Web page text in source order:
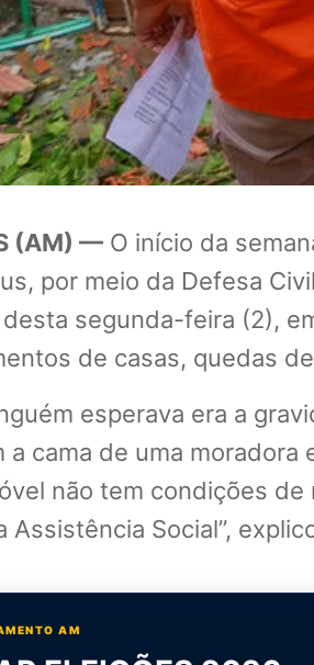
(AM) — O início da
por meio da Defesa
desta segunda-feira (2),
de casas, quedas
esperava era a
a cama de uma
não tem condições
Assistência Social”,
AM